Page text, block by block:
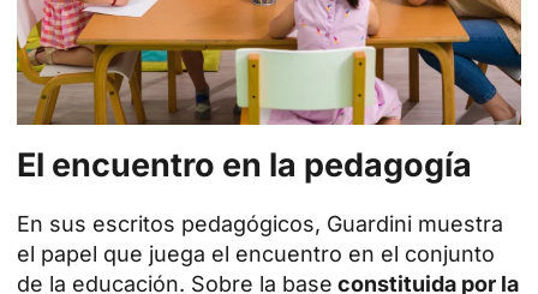
El encuentro en la pedagogía
En sus escritos pedagógicos, Guardini muestra
el papel que juega el encuentro en el conjunto
de la educación. Sobre la base constituida por la